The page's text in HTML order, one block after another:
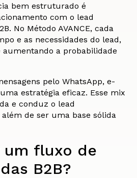
bem estruturado é
com o lead
No Método AVANCE, cada
e as necessidades do lead,
a probabilidade
pelo WhatsApp, e-
estratégia eficaz. Esse mix
e conduz o lead
de ser uma base sólida
um fluxo de
B2B?